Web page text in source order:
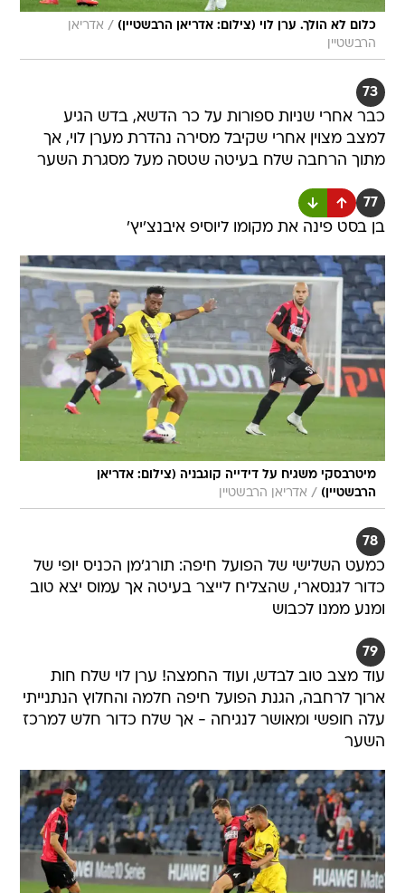
כלום לא הולך. ערן לוי (צילום: אדריאן הרבשטיין) / אדריאן
הרבשטיין
73
כבר אחרי שניות ספורות על כר הדשא, בדש הגיע
למצב מצוין אחרי שקיבל מסירה נהדרת מערן לוי, אך
מתוך הרחבה שלח בעיטה שטסה מעל מסגרת השער
77
בן בסט פינה את מקומו ליוסיפ איבנצ'יץ'
מיטרבסקי משגיח על דידייה קוגבניה (צילום: אדריאן
הרבשטיין) / אדריאן הרבשטיין
78
כמעט השלישי של הפועל חיפה: תורג'מן הכניס יופי של
כדור לגנסארי, שהצליח לייצר בעיטה אך עמוס יצא טוב
ומנע ממנו לכבוש
79
עוד מצב טוב לבדש, ועוד החמצה! ערן לוי שלח חות
ארוך לרחבה, הגנת הפועל חיפה חלמה והחלוץ הנתנייתי
עלה חופשי ומאושר לנגיחה - אך שלח כדור חלש למרכז
השער